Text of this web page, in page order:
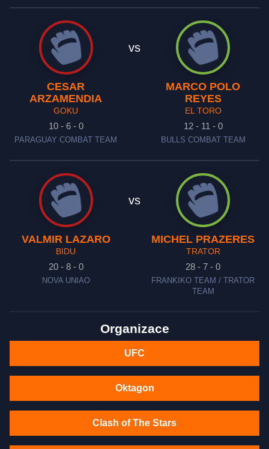
CESAR
ARZAMENDIA
GOKU
10 - 6 - 0
PARAGUAY COMBAT TEAM
vs
MARCO POLO
REYES
EL TORO
12 - 11 - 0
BULLS COMBAT TEAM
VALMIR LAZARO
BIDU
20 - 8 - 0
NOVA UNIAO
vs
MICHEL PRAZERES
TRATOR
28 - 7 - 0
FRANKIKO TEAM / TRATOR
TEAM
Organizace
UFC
Oktagon
Clash of The Stars